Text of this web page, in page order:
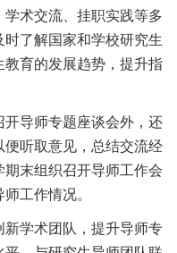
术交流、挂职实践等多
了解国家和学校研究生
育的发展趋势，提升指
开导师专题座谈会外，还
听取意见，总结交流经
末组织召开导师工作会
工作情况。
新学术团队，提升导师专